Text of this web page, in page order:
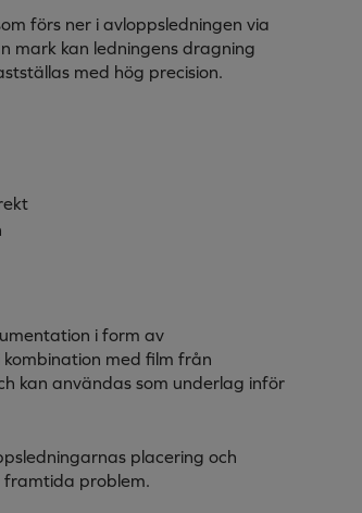
förs ner i avloppsledningen via
mark kan ledningens dragning
med hög precision.
i form av
med film från
kan användas som underlag inför
placering och
framtida problem.